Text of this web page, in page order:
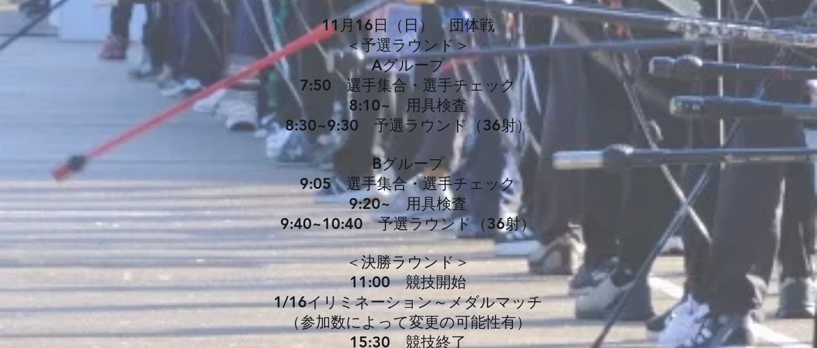
11月16日（日） 団体戦
＜予選ラウンド＞
Aグループ
7:50 選手集合・選手チェック
8:10~ 用具検査
8:30~9:30 予選ラウンド（36射）
Bグループ
9:05 選手集合・選手チェック
9:20~ 用具検査
9:40~10:40予選ラウンド（36射）
＜決勝ラウンド＞
11:00 競技開始
1/16イリミネーション～メダルマッチ
（参加数によって変更の可能性有）
15:30 競技終了